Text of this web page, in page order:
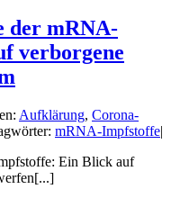
der mRNA-
verborgene
Aufklärung, Corona-
mRNA-Impfstoffe|
Ein Blick auf